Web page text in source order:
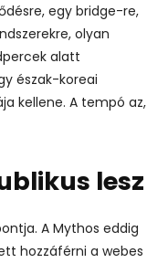
egy bridge-re,
olyan
alatt
észak-koreai
kellene. A tempó az,
lesz
A Mythos eddig
hozzáférni a webes